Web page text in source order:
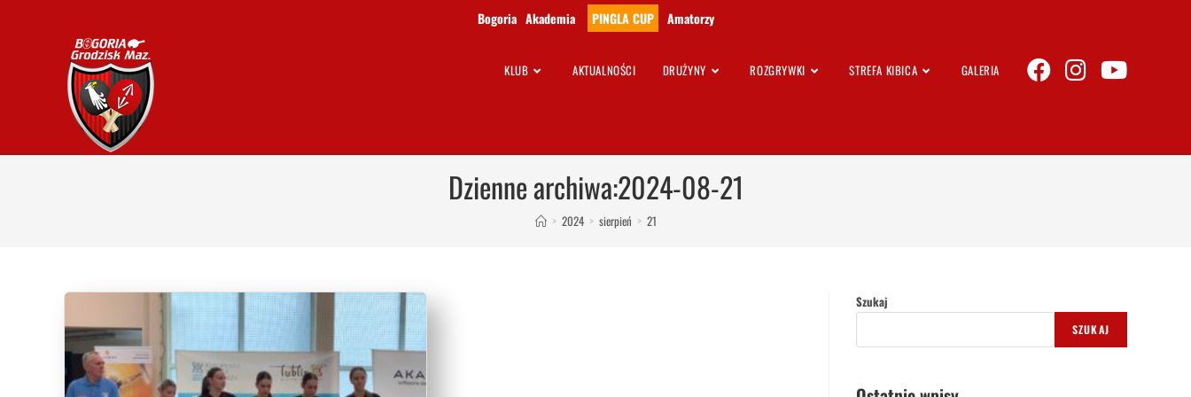
Bogoria Akademia PINGLA CUP Amatorzy
KLUB AKTUALNOŚCI DRUŻYNY ROZGRYWKI STREFA KIBICA GALERIA
Dzienne archiwa:2024-08-21
> 2024 > sierpień > 21
Szukaj
SZUKAJ